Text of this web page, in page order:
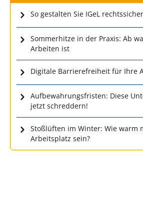
So gestalten Sie IGeL rechtssicher
Sommerhitze in der Praxis: Ab
Arbeiten ist
Digitale Barrierefreiheit für Ihre
Aufbewahrungsfristen: Diese
jetzt schreddern!
Stoßlüften im Winter: Wie warm
Arbeitsplatz sein?